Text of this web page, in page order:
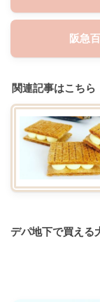
阪急
関連記事はこちら
デパ地下で買える